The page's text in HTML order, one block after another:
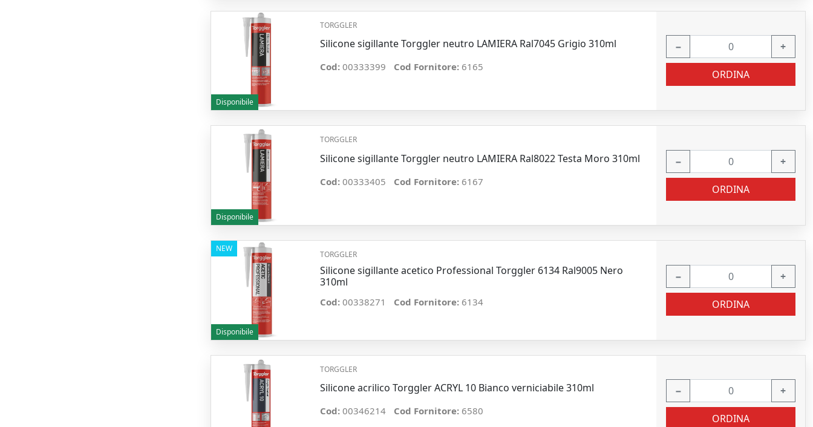
Disponibile
TORGGLER
Silicone sigillante Torggler neutro LAMIERA Ral7045 Grigio 310ml
Cod: 00333399 Cod Fornitore: 6165
− +
ORDINA
Disponibile
TORGGLER
Silicone sigillante Torggler neutro LAMIERA Ral8022 Testa Moro 310ml
Cod: 00333405 Cod Fornitore: 6167
− +
ORDINA
Disponibile
NEW
TORGGLER
Silicone sigillante acetico Professional Torggler 6134 Ral9005 Nero
310ml
Cod: 00338271 Cod Fornitore: 6134
− +
ORDINA
TORGGLER
Silicone acrilico Torggler ACRYL 10 Bianco verniciabile 310ml
Cod: 00346214 Cod Fornitore: 6580
− +
ORDINA